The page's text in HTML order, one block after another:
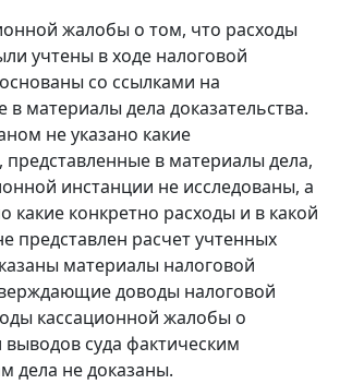
жалобы о том, что расходы
учтены в ходе налоговой
со ссылками на
в материалы дела доказательства.
не указано какие
представленные в материалы дела,
инстанции не исследованы, а
какие конкретно расходы и в какой
представлен расчет учтенных
материалы налоговой
доводы налоговой
кассационной жалобы о
выводов суда фактическим
дела не доказаны.